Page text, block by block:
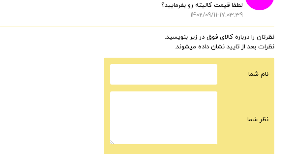
لطفا قیمت کالیته رو بفرمایید؟
1402/09/11-17:03:39
نظرتان را درباره کالای فوق در زیر بنویسید.
نظرات بعد از تایید نشان داده میشوند.
نام شما
نظر شما